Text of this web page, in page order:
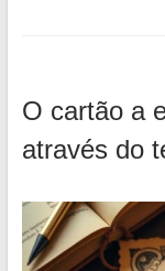
O cartão a
através do